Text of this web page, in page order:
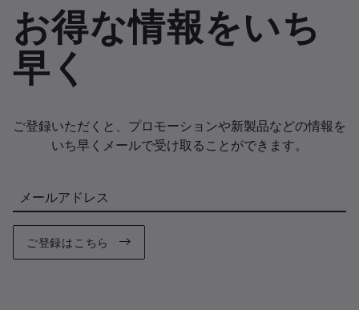
お得な情報をいち
早く
ご登録いただくと、プロモーションや新製品などの情報を
いち早くメールで受け取ることができます。
メールアドレス
ご登録はこちら